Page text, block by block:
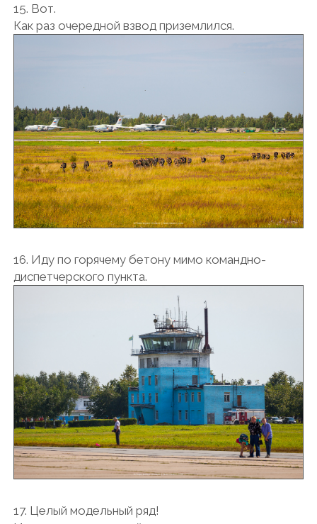
15. Вот.
Как раз очередной взвод приземлился.
16. Иду по горячему бетону мимо командно-
диспетчерского пункта.
17. Целый модельный ряд!